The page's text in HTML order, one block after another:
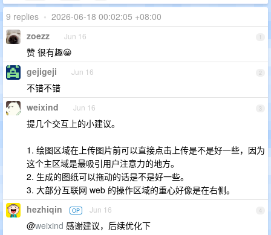
9 replies • 2026-06-18 00:02:05 +08:00
1
zoezz Jun 16
赞 很有趣😀
2
gejigeji Jun 16
不错不错
3
weixind Jun 16
提几个交互上的小建议。
1. 绘图区域在上传图片前可以直接点击上传是不是好一些，因为
这个主区域是最吸引用户注意力的地方。
2. 生成的图纸可以拖动的话是不是好一些。
3. 大部分互联网 web 的操作区域的重心好像是在右侧。
4
hezhiqin OP Jun 16
@weixind 感谢建议，后续优化下